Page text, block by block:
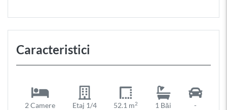
Caracteristici
2 Camere Etaj 1/4 52.1 m2 1 Băi -